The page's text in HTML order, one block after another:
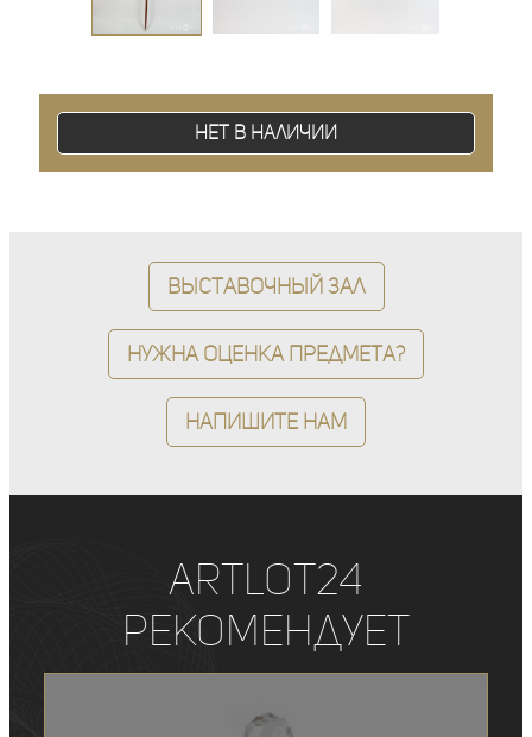
Нет в наличии
Выставочный зал
Нужна оценка предмета?
Напишите нам
ArtLot24
рекомендует